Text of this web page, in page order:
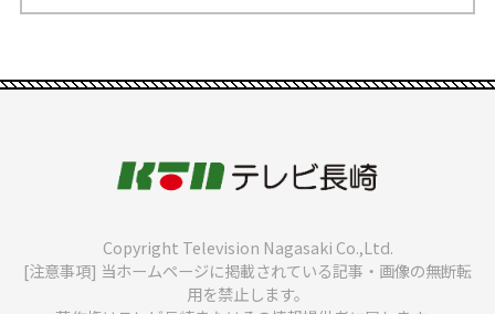
Copyright Television Nagasaki Co.,Ltd.
[注意事項] 当ホームページに掲載されている記事・画像の無断転
用を禁止します。